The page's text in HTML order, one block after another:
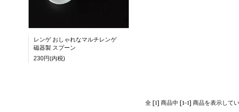
レンゲ おしゃれなマルチレンゲ
磁器製 スプーン
230円(内税)
全 [1] 商品中 [1-1] 商品を表示して